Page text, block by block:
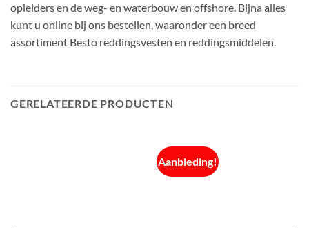
opleiders en de weg- en waterbouw en offshore. Bijna alles
kunt u online bij ons bestellen, waaronder een breed
assortiment Besto reddingsvesten en reddingsmiddelen.
GERELATEERDE PRODUCTEN
Aanbieding!